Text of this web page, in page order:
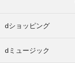
dショッピング
dミュージック